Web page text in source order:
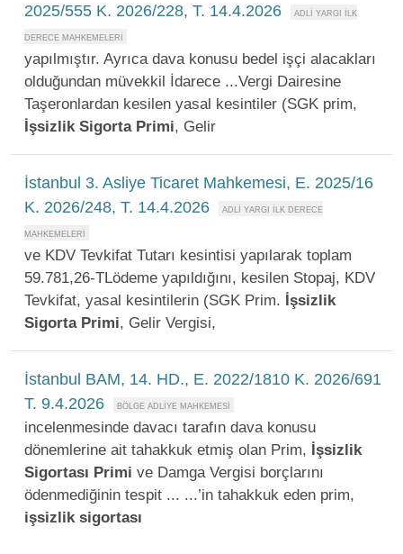
2025/555 K. 2026/228, T. 14.4.2026
yapılmıştır. Ayrıca dava konusu bedel işçi alacakları
olduğundan müvekkil İdarece ...Vergi Dairesine
Taşeronlardan kesilen yasal kesintiler (SGK prim,
İşsizlik Sigorta Primi, Gelir
İstanbul 3. Asliye Ticaret Mahkemesi, E. 2025/16
K. 2026/248, T. 14.4.2026
ve KDV Tevkifat Tutarı kesintisi yapılarak toplam
59.781,26-TLödeme yapıldığını, kesilen Stopaj, KDV
Tevkifat, yasal kesintilerin (SGK Prim. İşsizlik
Sigorta Primi, Gelir Vergisi,
İstanbul BAM, 14. HD., E. 2022/1810 K. 2026/691
T. 9.4.2026
incelenmesinde davacı tarafın dava konusu
dönemlerine ait tahakkuk etmiş olan Prim, İşsizlik
Sigortası Primi ve Damga Vergisi borçlarını
ödenmediğinin tespit ... ...’in tahakkuk eden prim,
işsizlik sigortası